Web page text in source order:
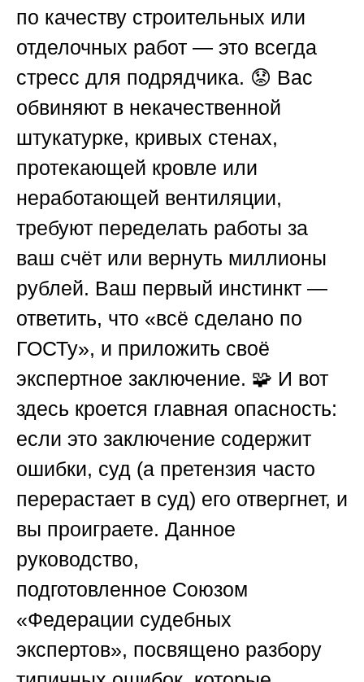
по качеству строительных или
отделочных работ — это всегда
стресс для подрядчика. 😟 Вас
обвиняют в некачественной
штукатурке, кривых стенах,
протекающей кровле или
неработающей вентиляции,
требуют переделать работы за
ваш счёт или вернуть миллионы
рублей. Ваш первый инстинкт —
ответить, что «всё сделано по
ГОСТу», и приложить своё
экспертное заключение. 🧩 И вот
здесь кроется главная опасность:
если это заключение содержит
ошибки, суд (а претензия часто
перерастает в суд) его отвергнет, и
вы проиграете. Данное
руководство,
подготовленное Союзом
«Федерации судебных
экспертов», посвящено разбору